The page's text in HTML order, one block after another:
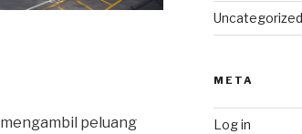
mengambil peluang
Uncategorized
META
Log in